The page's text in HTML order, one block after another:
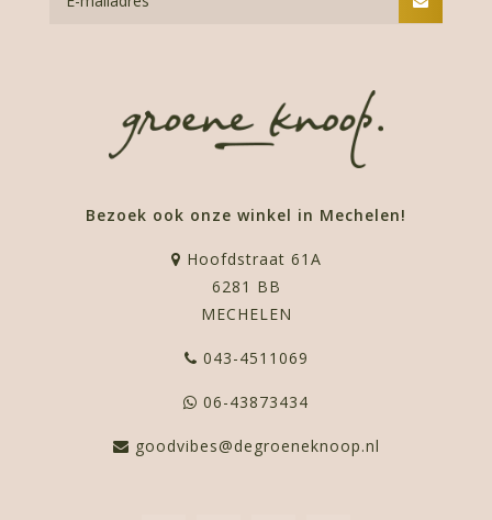
Bezoek ook onze winkel in Mechelen!
Hoofdstraat 61A
6281 BB
MECHELEN
043-4511069
06-43873434
goodvibes@degroeneknoop.nl